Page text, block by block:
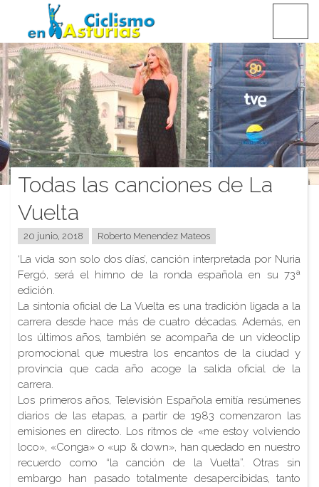
CICLISMO EN ASTURIAS
Todas las canciones de La
Vuelta
20 junio, 2018 Roberto Menendez Mateos
‘La vida son solo dos días’, canción interpretada por Nuria
Fergó, será el himno de la ronda española en su 73ª
edición.
La sintonía oficial de La Vuelta es una tradición ligada a la
carrera desde hace más de cuatro décadas. Además, en
los últimos años, también se acompaña de un videoclip
promocional que muestra los encantos de la ciudad y
provincia que cada año acoge la salida oficial de la
carrera.
Los primeros años, Televisión Española emitía resúmenes
diarios de las etapas, a partir de 1983 comenzaron las
emisiones en directo. Los ritmos de «me estoy volviendo
loco», «Conga» o «up & down», han quedado en nuestro
recuerdo como “la canción de la Vuelta”. Otras sin
embargo han pasado totalmente desapercibidas, tanto